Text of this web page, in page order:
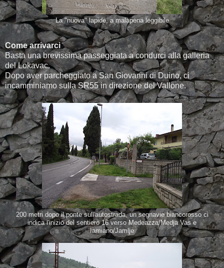
La "nuova" lapide, a malapena leggibile
Come arrivarci
Basta una brevissima passeggiata a condurci alla galleria
del Lokavac.
Dopo aver parcheggiato a San Giovanni di Duino, ci
incamminiamo sulla SR55 in direzione del Vallone.
200 metri dopo il ponte sull'autostrada, un segnavie biancorosso ci
indica l'inizio del sentiero 16 verso Medeazza/Medja Vas e
Iamiano/Jamlje